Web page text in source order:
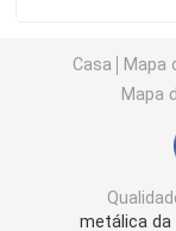
Laser do
Peças de
Peças de
Casa Mapa
Mapa
metálica da